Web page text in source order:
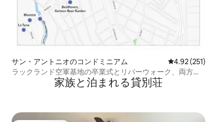
サン・アントニオのコンドミニアム レビュー251
4.92 (251)
ラックランド空軍基地の卒業式とリバーウォーク、両方を
体験しましょう！家族と泊まれる貸別荘